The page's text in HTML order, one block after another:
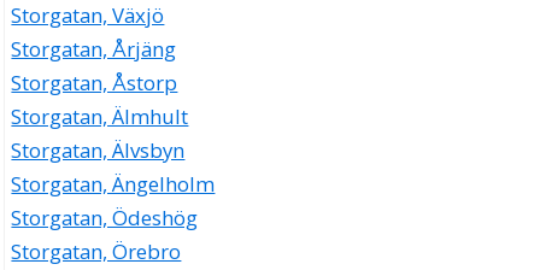
Storgatan, Växjö
Storgatan, Årjäng
Storgatan, Åstorp
Storgatan, Älmhult
Storgatan, Älvsbyn
Storgatan, Ängelholm
Storgatan, Ödeshög
Storgatan, Örebro